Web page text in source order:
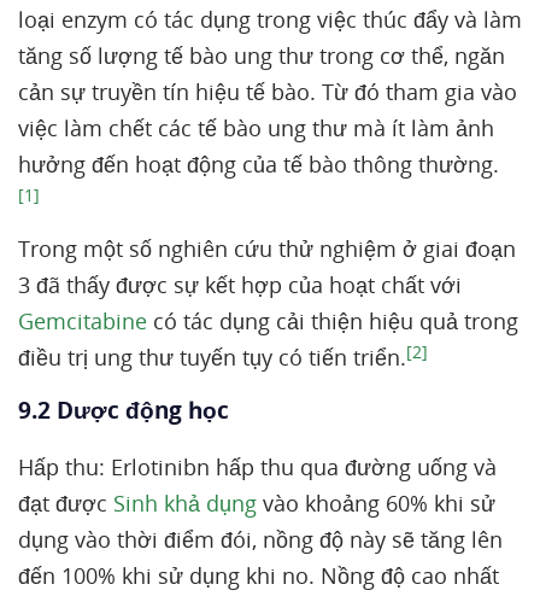
loại enzym có tác dụng trong việc thúc đẩy và làm
tăng số lượng tế bào ung thư trong cơ thể, ngăn
cản sự truyền tín hiệu tế bào. Từ đó tham gia vào
việc làm chết các tế bào ung thư mà ít làm ảnh
hưởng đến hoạt động của tế bào thông thường.
[1]
Trong một số nghiên cứu thử nghiệm ở giai đoạn
3 đã thấy được sự kết hợp của hoạt chất với
Gemcitabine có tác dụng cải thiện hiệu quả trong
điều trị ung thư tuyến tụy có tiến triển.[2]
9.2 Dược động học
Hấp thu: Erlotinibn hấp thu qua đường uống và
đạt được Sinh khả dụng vào khoảng 60% khi sử
dụng vào thời điểm đói, nồng độ này sẽ tăng lên
đến 100% khi sử dụng khi no. Nồng độ cao nhất